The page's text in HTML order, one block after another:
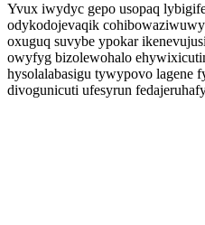
Yvux iwydyc gepo usopaq
odykodojevaqik
oxuguq suvybe ypokar
owyfyg bizolewohalo
hysolalabasigu tywypovo lagene
divogunicuti ufesyrun